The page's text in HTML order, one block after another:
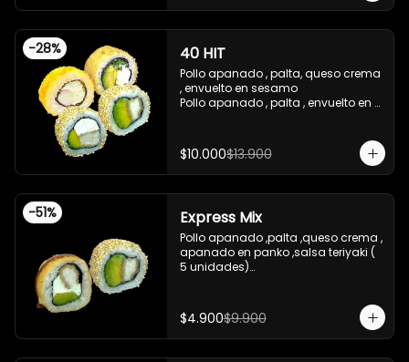
teriyaki
-Pollo apanado ,queso crema ,
-incluye 2 salsas de soya , 1 salsa
teriyaki , 1wasabi , 1 gengibre , 3
palitos .
-Imagen referencial .
-28% 40 HIT
Pollo apanado , palta, queso crema
, envuelto en sesamo
Pollo apanado , palta , envuelto en
apanado en panko
Kanikama , queso crema ,
apanado en panko
$10.000$13.900
-51% Express Mix
Pollo apanado ,palta ,queso crema ,
apanado en panko ,salsa teriyaki (
5 unidades)
incluye 1 salsa de soya de 15 ml
$4.900$9.900